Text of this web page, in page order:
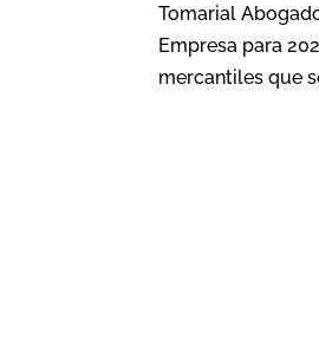
Tomarial
Empresa para
mercantiles que